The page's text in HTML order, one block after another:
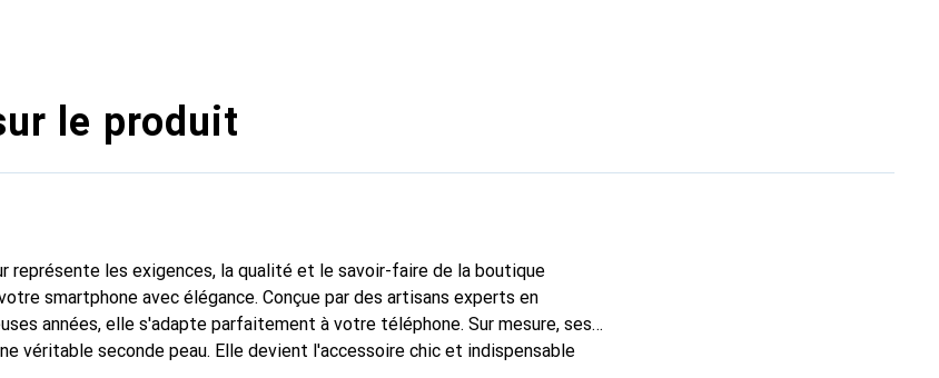
le produit
représente les exigences, la qualité et le savoir-faire de la boutique
smartphone avec élégance. Conçue par des artisans experts en
années, elle s'adapte parfaitement à votre téléphone. Sur mesure, ses
véritable seconde peau. Elle devient l'accessoire chic et indispensable